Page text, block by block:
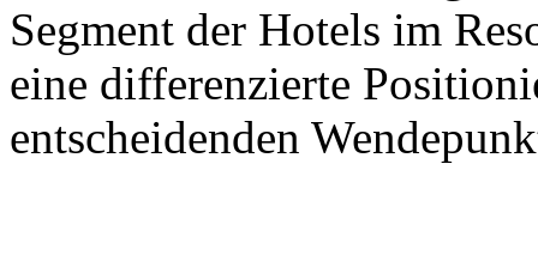
Segment der Hotels im
eine differenzierte
entscheidenden